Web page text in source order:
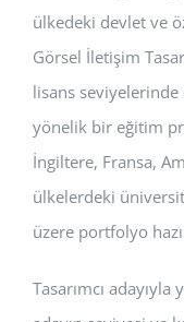
ülkedeki devlet ve
Görsel İletişim
lisans
yönelik bir eğitim
İngiltere, Fransa,
ülkelerdeki
üzere portfolyo
Tasarımcı